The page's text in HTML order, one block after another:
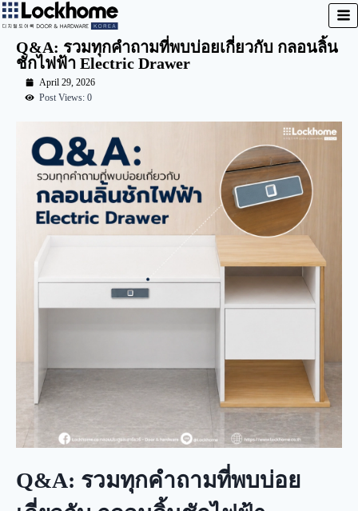
Q&A: รวมทุกคำถามที่พบบ่อยเกี่ยวกับ กลอนลิ้น
ชักไฟฟ้า Electric Drawer
April 29, 2026
Post Views: 0
Q&A: รวมทุกคำถามที่พบบ่อย